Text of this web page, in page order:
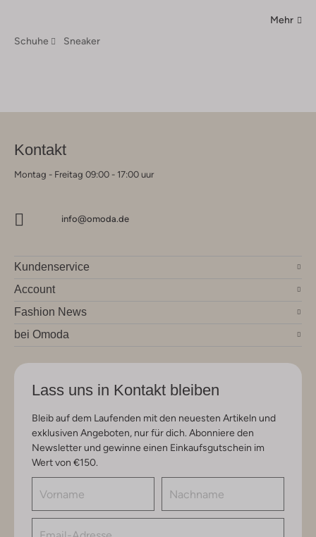
Mehr
Schuhe
Sneaker
Kontakt
Montag - Freitag 09:00 - 17:00 uur
info@omoda.de
Kundenservice
Account
Fashion News
bei Omoda
Lass uns in Kontakt bleiben
Bleib auf dem Laufenden mit den neuesten Artikeln und
exklusiven Angeboten, nur für dich. Abonniere den
Newsletter und gewinne einen Einkaufsgutschein im
Wert von €150.